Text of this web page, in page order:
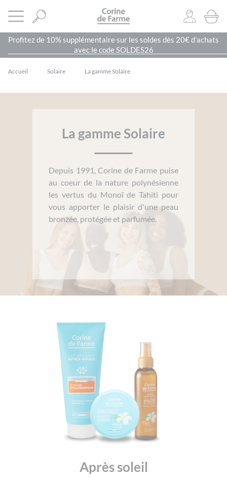
Ouvrir le menu CORINE DE FARME SITE OFFICIEL
0
Profitez de 10% supplémentaire sur les soldes dès 20€ d'achats
avec le code SOLDES26
Accueil Solaire La gamme Solaire
La gamme Solaire
Depuis 1991, Corine de Farme puise
au coeur de la nature polynésienne
les vertus du Monoï de Tahiti pour
vous apporter le plaisir d'une peau
bronzée, protégée et parfumée.
Après soleil